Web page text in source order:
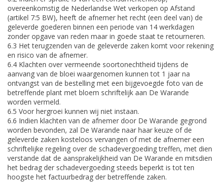
overeenkomstig de Nederlandse Wet verkopen op Afstand
(artikel 7:5 BW), heeft de afnemer het recht (een deel van) de
geleverde goederen binnen een periode van 14 werkdagen
zonder opgave van reden maar in goede staat te retourneren.
6.3 Het terugzenden van de geleverde zaken komt voor rekening
en risico van de afnemer.
6.4 Klachten over vermeende soortonechtheid tijdens de
aanvang van de bloei waargenomen kunnen tot 1 jaar na
ontvangst van de bestelling met een bijgevoegde foto van de
betreffende plant met bloem schriftelijk aan De Warande
worden vermeld.
6.5 Voor hergroei kunnen wij niet instaan.
6.6 Indien klachten van de afnemer door De Warande gegrond
worden bevonden, zal De Warande naar haar keuze of de
geleverde zaken kosteloos vervangen of met de afnemer een
schriftelijke regeling over de schadevergoeding treffen, met dien
verstande dat de aansprakelijkheid van De Warande en mitsdien
het bedrag der schadevergoeding steeds beperkt is tot ten
hoogste het factuurbedrag der betreffende zaken.